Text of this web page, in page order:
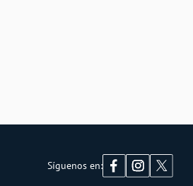
Síguenos en: